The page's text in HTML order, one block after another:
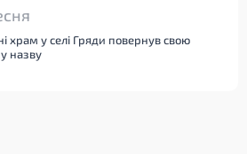
храм у селі Гряди повернув свою
назву